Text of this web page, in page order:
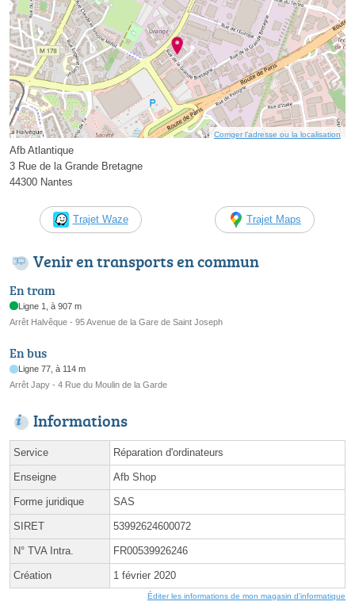
Corriger l’adresse ou la localisation
Afb Atlantique
3 Rue de la Grande Bretagne
44300 Nantes
Trajet Waze Trajet Maps
Venir en transports en commun
En tram
Ligne 1, à 907 m
Arrêt Halvêque - 95 Avenue de la Gare de Saint Joseph
En bus
Ligne 77, à 114 m
Arrêt Japy - 4 Rue du Moulin de la Garde
Informations
Service Réparation d'ordinateurs
Enseigne Afb Shop
Forme juridique SAS
SIRET 53992624600072
N° TVA Intra. FR00539926246
Création 1 février 2020
Éditer les informations de mon magasin d'informatique